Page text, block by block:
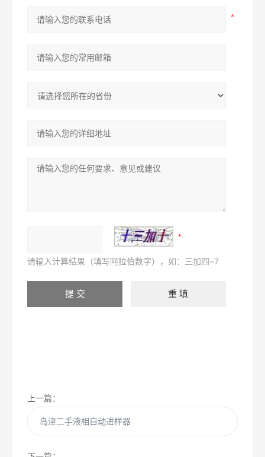
请输入计算结果（填写阿拉伯数字），如：三加四=7
上一篇：
岛津二手液相自动进样器